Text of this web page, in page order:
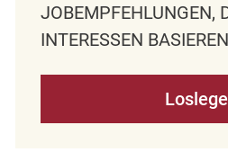
OBEMPFEHLUNGEN,
NTERESSEN BASIEREN.